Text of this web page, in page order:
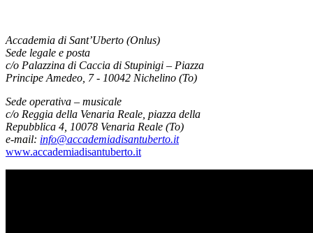
Accademia di Sant’Uberto (Onlus)
Sede legale e posta
c/o Palazzina di Caccia di Stupinigi – Piazza
Principe Amedeo, 7 - 10042 Nichelino (To)
Sede operativa – musicale
c/o Reggia della Venaria Reale, piazza della
Repubblica 4, 10078 Venaria Reale (To)
e-mail: info@accademiadisantuberto.it
www.accademiadisantuberto.it